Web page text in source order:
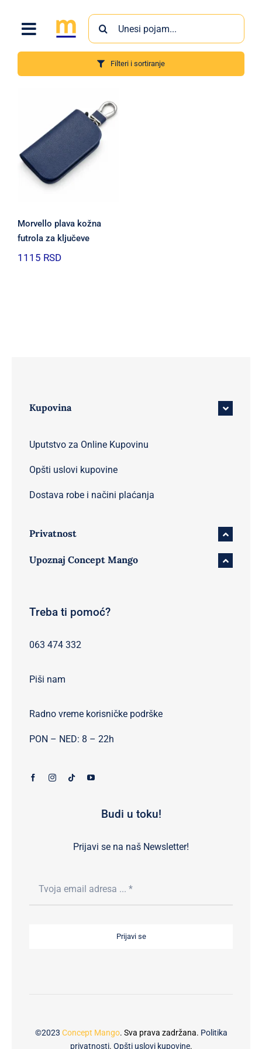
content
Search
for:
Filteri i sortiranje
Morvello plava kožna
futrola za ključeve
1115 RSD
Budi u toku!
Prijavi se na naš Newsletter!
Prijavi se
Kupovina
Uputstvo za Online Kupovinu
Opšti uslovi kupovine
Dostava robe i načini plaćanja
Privatnost
Upoznaj Concept Mango
Treba ti pomoć?
063 474 332
Piši nam
Radno vreme korisničke podrške
PON – NED: 8 – 22h
©2023 Concept Mango. Sva prava zadržana. Politika
privatnosti. Opšti uslovi kupovine.
Proizvodi